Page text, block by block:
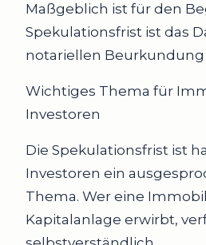
Maßgeblich ist für den
Spekulationsfrist ist das
notariellen Beurkundung
Wichtiges Thema für
Investoren
Die Spekulationsfrist ist
Investoren ein
Thema. Wer eine
Kapitalanlage erwirbt,